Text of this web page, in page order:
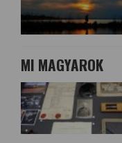
MI MAGYAROK